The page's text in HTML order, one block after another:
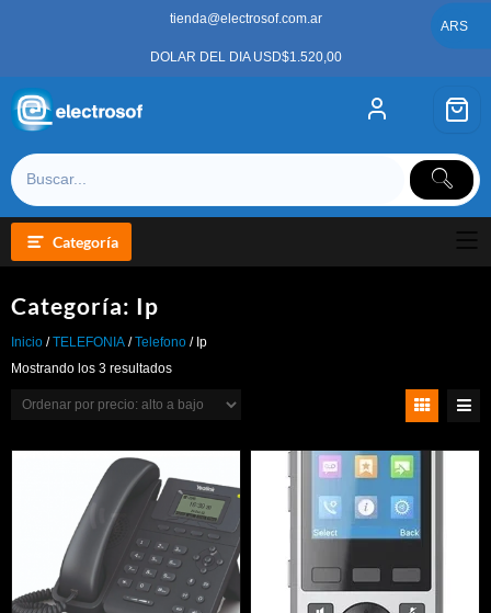
tienda@electrosof.com.ar
DOLAR DEL DIA USD$1.520,00
Categoría
Categoría: Ip
Inicio /TELEFONIA /Telefono / Ip
Mostrando los 3 resultadosOrdenado
precio:
alto
ARS